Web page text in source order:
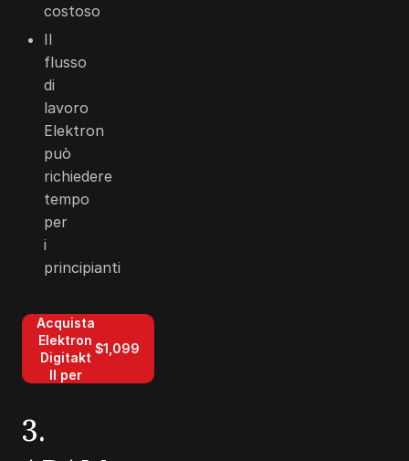
costoso
Il
flusso
di
lavoro
Elektron
può
richiedere
tempo
per
i
principianti
Acquista
Elektron
Digitakt
II per
$1,099
3.